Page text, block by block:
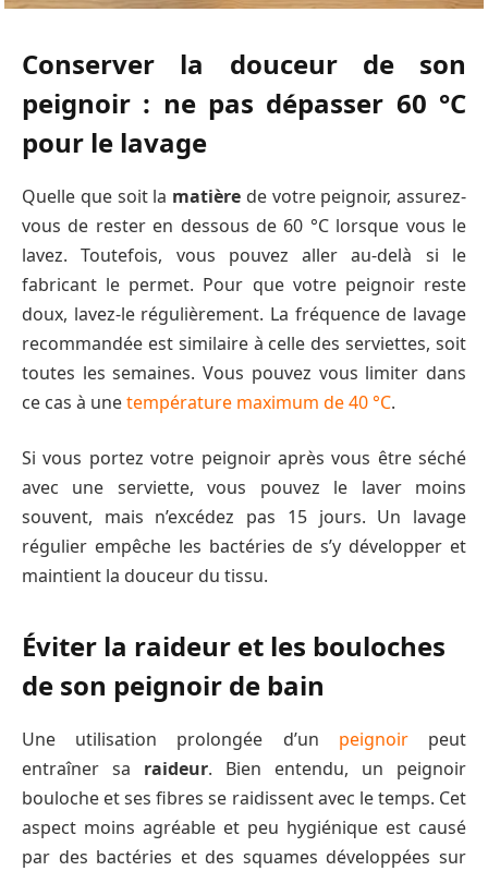
Conserver la douceur de son
peignoir : ne pas dépasser 60 °C
pour le lavage
Quelle que soit la matière de votre peignoir, assurez-
vous de rester en dessous de 60 °C lorsque vous le
lavez. Toutefois, vous pouvez aller au-delà si le
fabricant le permet. Pour que votre peignoir reste
doux, lavez-le régulièrement. La fréquence de lavage
recommandée est similaire à celle des serviettes, soit
toutes les semaines. Vous pouvez vous limiter dans
ce cas à unetempérature maximum de 40 °C.
Si vous portez votre peignoir après vous être séché
avec une serviette, vous pouvez le laver moins
souvent, mais n’excédez pas 15 jours. Un lavage
régulier empêche les bactéries de s’y développer et
maintient la douceur du tissu.
Éviter la raideur et les bouloches
de son peignoir de bain
Une utilisation prolongée d’un peignoirpeut
entraîner sa raideur. Bien entendu, un peignoir
bouloche et ses fibres se raidissent avec le temps. Cet
aspect moins agréable et peu hygiénique est causé
par des bactéries et des squames développées sur